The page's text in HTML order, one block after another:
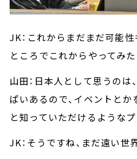
JK：これからまだまだ可能
ところでこれからやってみ
山田：日本人として思うのは
ぱいあるので、イベントと
と知っていただけるようなプ
JK：そうですね、まだ遠い世